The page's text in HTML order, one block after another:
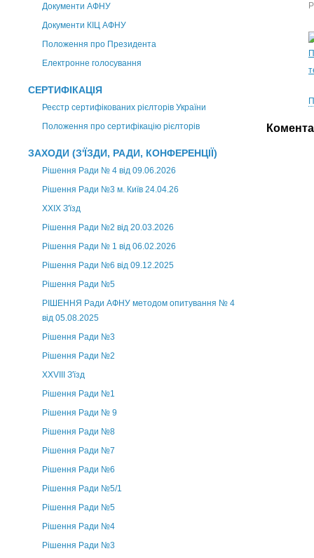
Документи АФНУ
Документи КІЦ АФНУ
Положення про Президента
Електронне голосування
СЕРТИФІКАЦІЯ
Реєстр сертифікованих рієлторів України
Положення про сертифікацію рієлторів
ЗАХОДИ (З'ЇЗДИ, РАДИ, КОНФЕРЕНЦІЇ)
Рішення Ради № 4 від 09.06.2026
Рішення Ради №3 м. Київ 24.04.26
XXІХ З'їзд
Рішення Ради №2 від 20.03.2026
Рішення Ради № 1 від 06.02.2026
Рішення Ради №6 від 09.12.2025
Рішення Ради №5
РІШЕННЯ Ради АФНУ методом опитування № 4
від 05.08.2025
Рішення Ради №3
Рішення Ради №2
XXVIII З'їзд
Рішення Ради №1
Рішення Ради № 9
Рішення Ради №8
Рішення Ради №7
Рішення Ради №6
Рішення Ради №5/1
Рішення Ради №5
Рішення Ради №4
Рішення Ради №3